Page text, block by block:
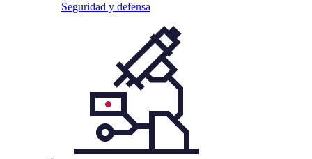
Seguridad y defensa